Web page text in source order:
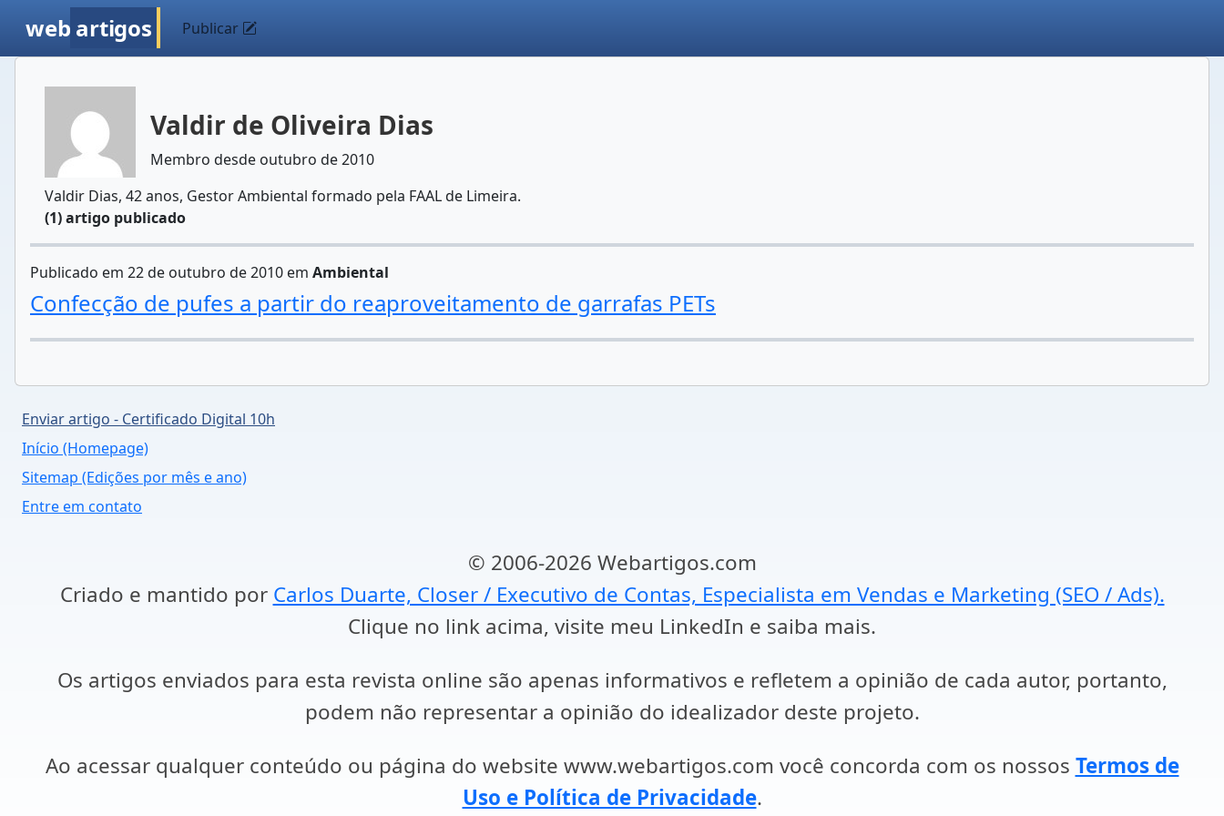
web artigos Publicar
Valdir de Oliveira Dias
Membro desde outubro de 2010
Valdir Dias, 42 anos, Gestor Ambiental formado pela FAAL de Limeira.
(1) artigo publicado
Publicado em 22 de outubro de 2010 em Ambiental
Confecção de pufes a partir do reaproveitamento de garrafas PETs
Enviar artigo - Certificado Digital 10h
Início (Homepage)
Sitemap (Edições por mês e ano)
Entre em contato
© 2006-2026 Webartigos.com
Criado e mantido por Carlos Duarte, Closer / Executivo de Contas, Especialista em Vendas e Marketing (SEO / Ads).
Clique no link acima, visite meu LinkedIn e saiba mais.
Os artigos enviados para esta revista online são apenas informativos e refletem a opinião de cada autor, portanto,
podem não representar a opinião do idealizador deste projeto.
Ao acessar qualquer conteúdo ou página do website www.webartigos.com você concorda com os nossos Termos de
Uso e Política de Privacidade.